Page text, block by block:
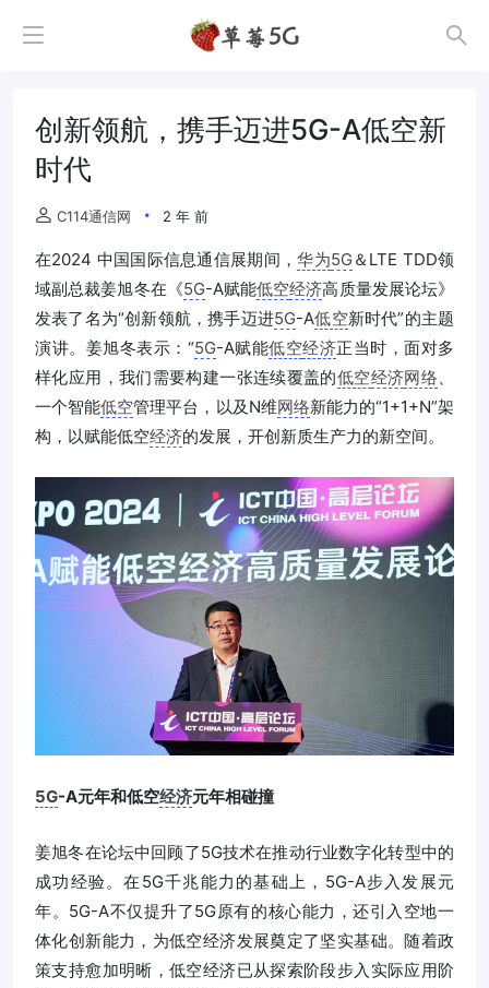
创新领航，携手迈进5G-A低空新
时代
C114通信网 2 年 前
在2024 中国国际信息通信展期间，华为5G＆LTE TDD领
域副总裁姜旭冬在《5G-A赋能低空经济高质量发展论坛》
发表了名为“创新领航，携手迈进5G-A低空新时代”的主题
演讲。姜旭冬表示：“5G-A赋能低空经济正当时，面对多
样化应用，我们需要构建一张连续覆盖的低空经济网络
一个智能低空管理平台，以及N维网络新能力的“1+1+N”架
构，以赋能低空经济的发展，开创新质生产力的新空间。
5G-A元年和低空经济元年相碰撞
姜旭冬在论坛中回顾了5G技术在推动行业数字化转型中的
成功经验。在5G千兆能力的基础上，5G-A步入发展元
年。5G-A不仅提升了5G原有的核心能力，还引入空地一
体化创新能力，为低空经济发展奠定了坚实基础。随着政
策支持愈加明晰，低空经济已从探索阶段步入实际应用阶